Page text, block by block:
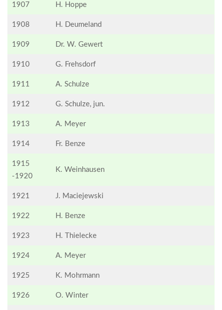
1907 H. Hoppe
1908 H. Deumeland
1909 Dr. W. Gewert
1910 G. Frehsdorf
1911 A. Schulze
1912 G. Schulze, jun.
1913 A. Meyer
1914 Fr. Benze
1915
-1920
K. Weinhausen
1921 J. Maciejewski
1922 H. Benze
1923 H. Thielecke
1924 A. Meyer
1925 K. Mohrmann
1926 O. Winter